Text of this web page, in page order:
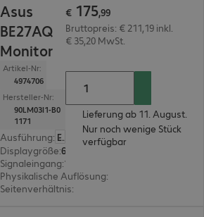
Asus
BE27AQ
Monitor
Artikel-Nr:
4974706
Hersteller-Nr:
90LM03I1-B0
1171
Ausführung:
Europäisch
Displaygröße:
Signaleingang:
Physikalische Auflösung:
Seitenverhältnis:
€ 175,99
Bruttopreis: € 211,19 inkl.
€ 35,20 MwSt.
Lieferung ab 11. August.
Nur noch wenige Stück
verfügbar